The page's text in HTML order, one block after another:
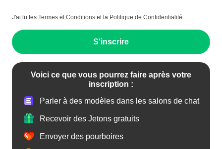
J'ai lu les Termes et Conditions et la Politique de Confidentialité.
S'inscrire
Voici ce que vous pourrez faire après votre
inscription :
Parler à des modèles dans les salons de chat
Recevoir des Jetons gratuits
Envoyer des pourboires